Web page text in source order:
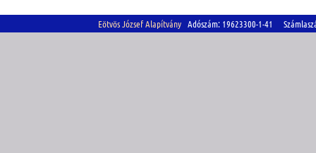
Eötvös József Alapítvány Adószám: 19623300-1-41